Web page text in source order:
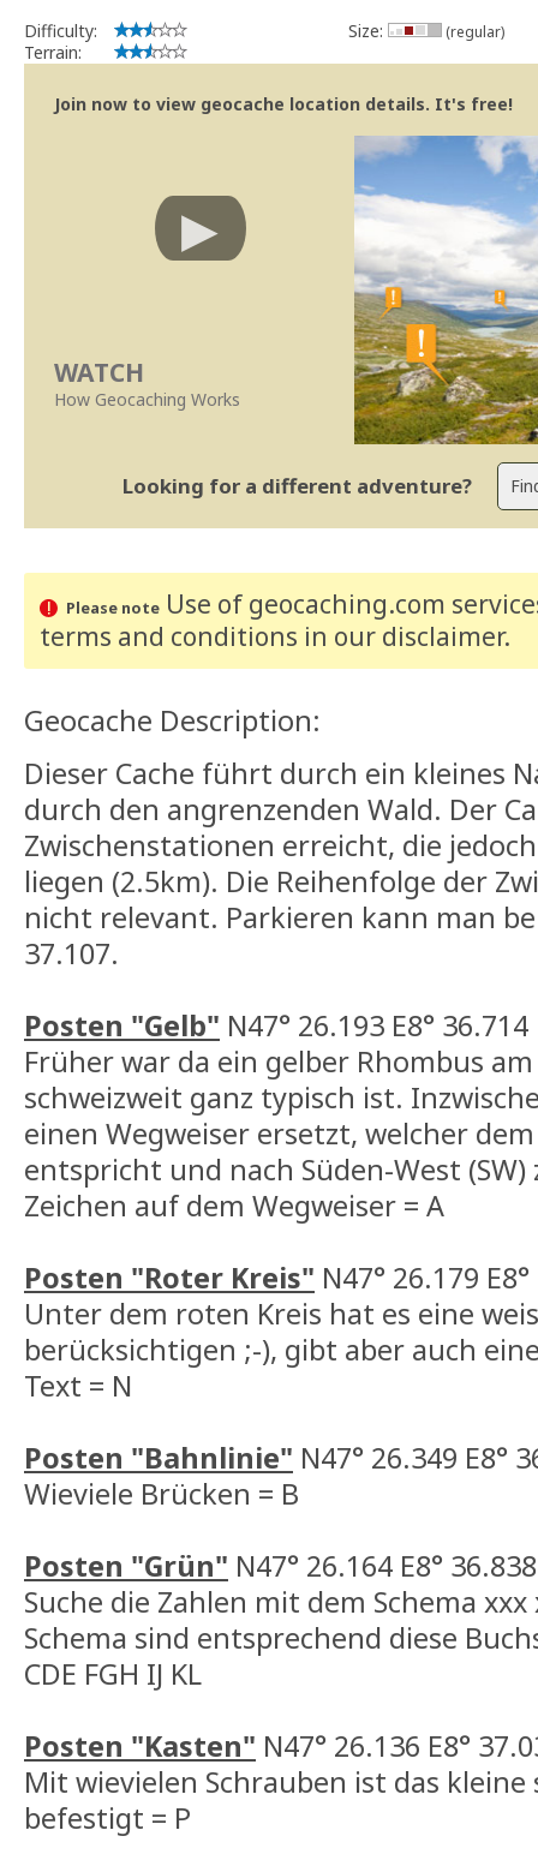
Difficulty:
Terrain:
Size: (regular)
Join now to view geocache location details. It's free!
WATCH
How Geocaching Works
Looking for a different adventure?
Please noteUse of geocaching.com
terms and conditions in our disclaimer.
Geocache Description:
Dieser Cache führt durch ein kleines
durch den angrenzenden Wald. Der
Zwischenstationen erreicht, die
liegen (2.5km). Die Reihenfolge der
nicht relevant. Parkieren kann man bei
37.107.
Posten "Gelb" N47° 26.193 E8° 36.714
Früher war da ein gelber Rhombus
schweizweit ganz typisch ist.
einen Wegweiser ersetzt, welcher
entspricht und nach Süden-West (SW)
Zeichen auf dem Wegweiser = A
Posten "Roter Kreis" N47° 26.179
Unter dem roten Kreis hat es eine
berücksichtigen ;-), gibt aber auch
Text = N
Posten "Bahnlinie" N47° 26.349 E8°
Wieviele Brücken = B
Posten "Grün" N47° 26.164 E8° 36.838
Suche die Zahlen mit dem Schema xxx
Schema sind entsprechend diese
CDE FGH IJ KL
Posten "Kasten" N47° 26.136 E8°
Mit wievielen Schrauben ist das kleine
befestigt = P